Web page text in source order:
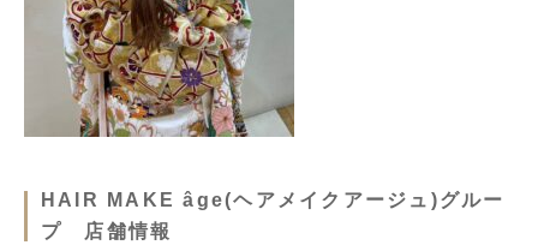
HAIR MAKE âge(ヘアメイクアージュ)グルー
プ 店舗情報